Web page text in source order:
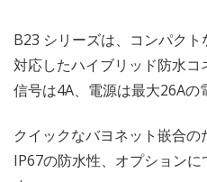
B23 シリーズは、コンパク
対応したハイブリッド防水コ
信号は4A、電源は最大26Aの
クイックなバヨネット嵌合の
IP67の防水性、オプション